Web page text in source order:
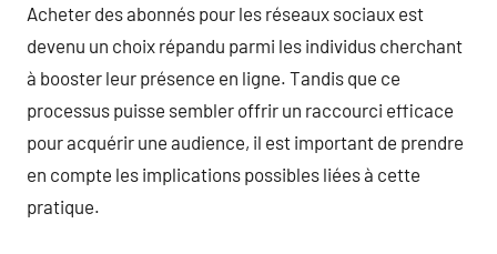
Acheter des abonnés pour les réseaux sociaux est
devenu un choix répandu parmi les individus cherchant
à booster leur présence en ligne. Tandis que ce
processus puisse sembler offrir un raccourci efficace
pour acquérir une audience, il est important de prendre
en compte les implications possibles liées à cette
pratique.